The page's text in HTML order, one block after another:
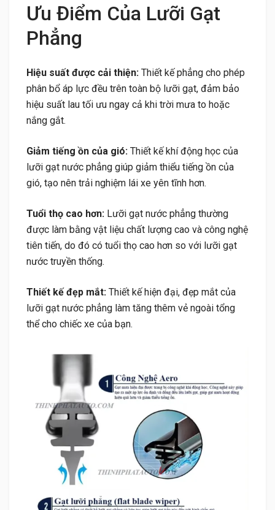
Ưu Điểm Của Lưỡi Gạt
Phẳng
Hiệu suất được cải thiện: Thiết kế phẳng cho phép
phân bổ áp lực đều trên toàn bộ lưỡi gạt, đảm bảo
hiệu suất lau tối ưu ngay cả khi trời mưa to hoặc
nắng gắt.
Giảm tiếng ồn của gió: Thiết kế khí động học của
lưỡi gạt nước phẳng giúp giảm thiểu tiếng ồn của
gió, tạo nên trải nghiệm lái xe yên tĩnh hơn.
Tuổi thọ cao hơn: Lưỡi gạt nước phẳng thường
được làm bằng vật liệu chất lượng cao và công nghệ
tiên tiến, do đó có tuổi thọ cao hơn so với lưỡi gạt
nước truyền thống.
Thiết kế đẹp mắt: Thiết kế hiện đại, đẹp mắt của
lưỡi gạt nước phẳng làm tăng thêm vẻ ngoài tổng
thể cho chiếc xe của bạn.